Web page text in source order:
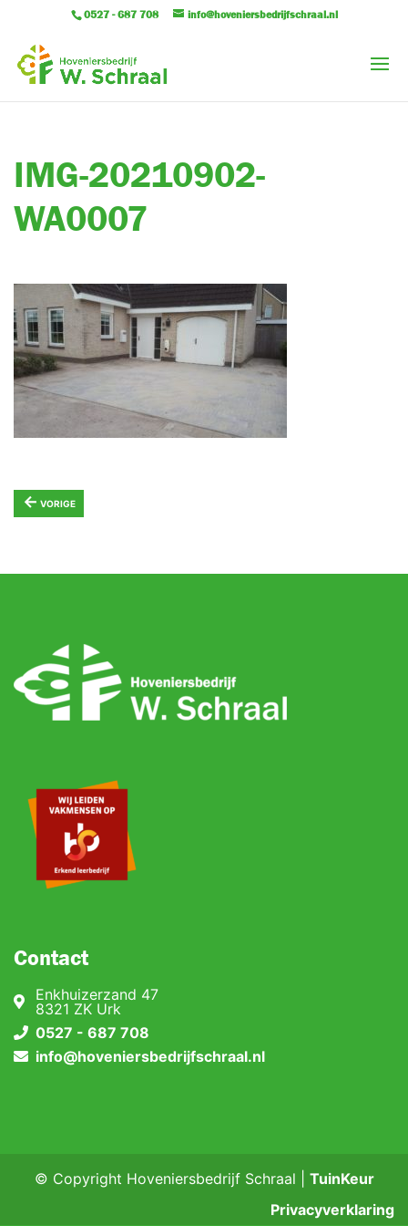
0527 - 687 708 info@hoveniersbedrijfschraal.nl
IMG-20210902-
WA0007
← VORIGE
Contact
Enkhuizerzand 47
8321 ZK Urk
0527 - 687 708
info@hoveniersbedrijfschraal.nl
© Copyright Hoveniersbedrijf Schraal | TuinKeur
Privacyverklaring